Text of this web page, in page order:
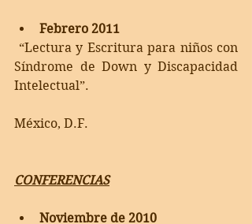
Febrero 2011
Síndrome de Down y Discapacidad
Intelectual”.
México, D.F.
CONFERENCIAS
Noviembre de 2010